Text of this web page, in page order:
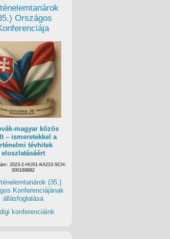
Országos
magyar közös
– ismeretekkel a
tévhitek
eloszlatásáért
2023-2-HU01-KA210-SCH-
000169882
(35.)
Konferenciájának
állásfoglalása
konferenciáink